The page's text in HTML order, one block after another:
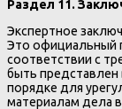
Раздел 11.
Экспертное
Это официальный
соответствии с
быть представлен
порядке для
материалам дела